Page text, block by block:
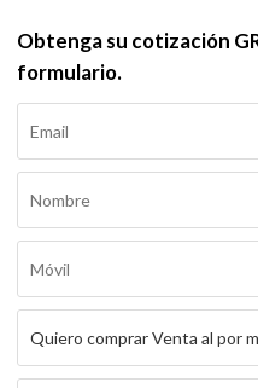
Obtenga su cotización
formulario.